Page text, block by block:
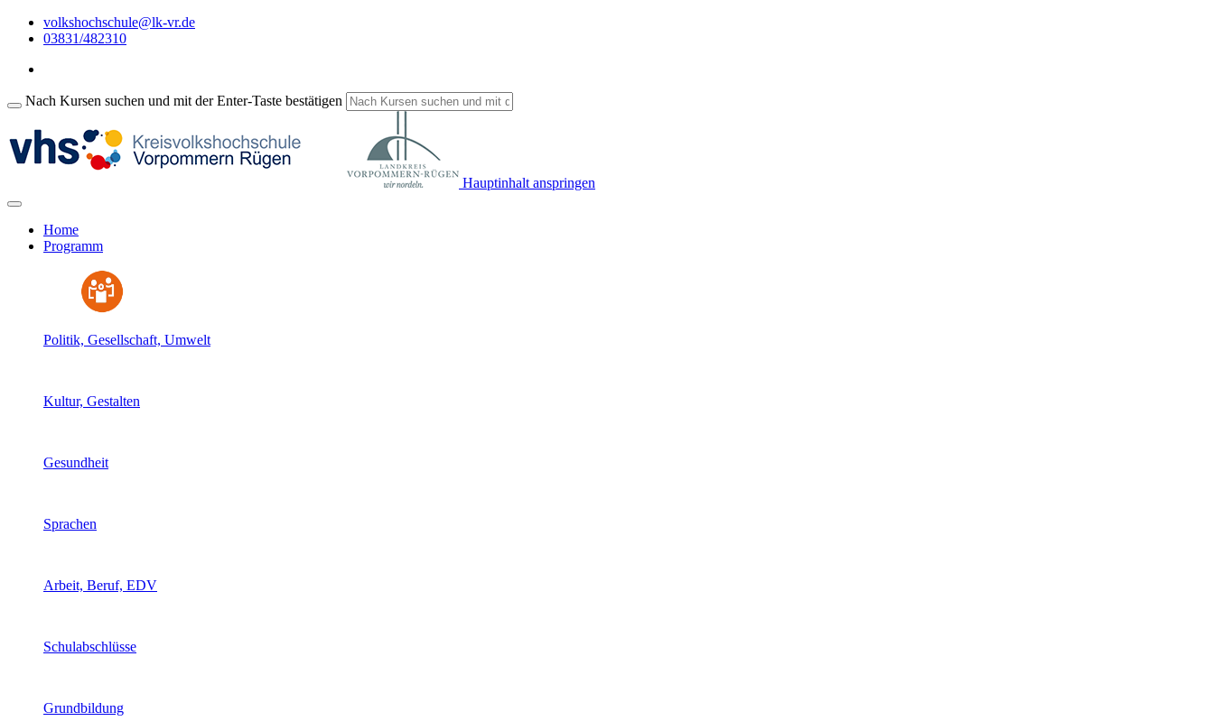
volkshochschule@lk-vr.de
03831/482310
Nach Kursen suchen und mit der Enter-Taste bestätigen
Hauptinhalt anspringen
Home
Programm
Politik, Gesellschaft, Umwelt
Kultur, Gestalten
Gesundheit
Sprachen
Arbeit, Beruf, EDV
Schulabschlüsse
Grundbildung